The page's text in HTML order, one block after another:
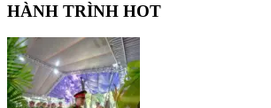
HÀNH TRÌNH HOT